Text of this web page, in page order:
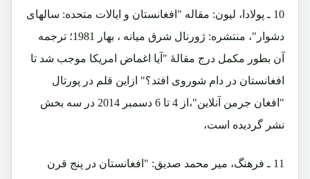
10 ـ پولادا، لیون: مقاله "افغانستان و ایالات متحده: سالهای
دشوار"، منتشره: ژورنال شرق میانه ، بهار 1981؛ ترجمه
آن بطور مکمل درج مقالۀ "آیا اغماض امریکا موجب شد تا
افغانستان در دام شوروی افتد؟" ازاین قلم در پورتال
"افغان جرمن آنلاین"،از 4 تا 6 دسمبر 2014 در سه بخش
نشر گردیده است،
11 ـ فرهنگ، میر محمد صدیق: "افغانستان در پنج قرن